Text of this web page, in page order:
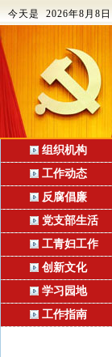
今天是 2026年8月8
组织机构
工作动态
反腐倡廉
党支部生活
工青妇工作
创新文化
学习园地
工作指南